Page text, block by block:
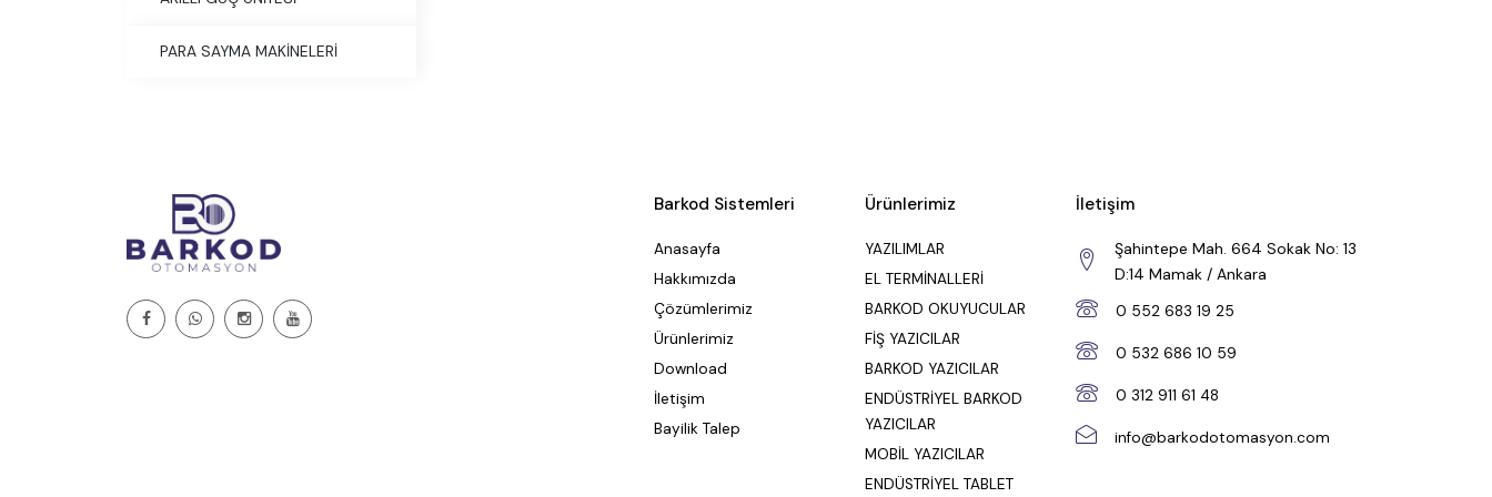
PARA SAYMA MAKİNELERİ
Barkod Sistemleri
Anasayfa
Hakkımızda
Çözümlerimiz
Ürünlerimiz
Download
İletişim
Bayilik Talep
Ürünlerimiz
YAZILIMLAR
EL TERMİNALLERİ
BARKOD OKUYUCULAR
FİŞ YAZICILAR
BARKOD YAZICILAR
ENDÜSTRİYEL BARKOD
YAZICILAR
MOBİL YAZICILAR
ENDÜSTRİYEL TABLET
İletişim
Şahintepe Mah. 664 Sokak No: 13
D:14 Mamak / Ankara
0 552 683 19 25
0 532 686 10 59
0 312 911 61 48
info@barkodotomasyon.com